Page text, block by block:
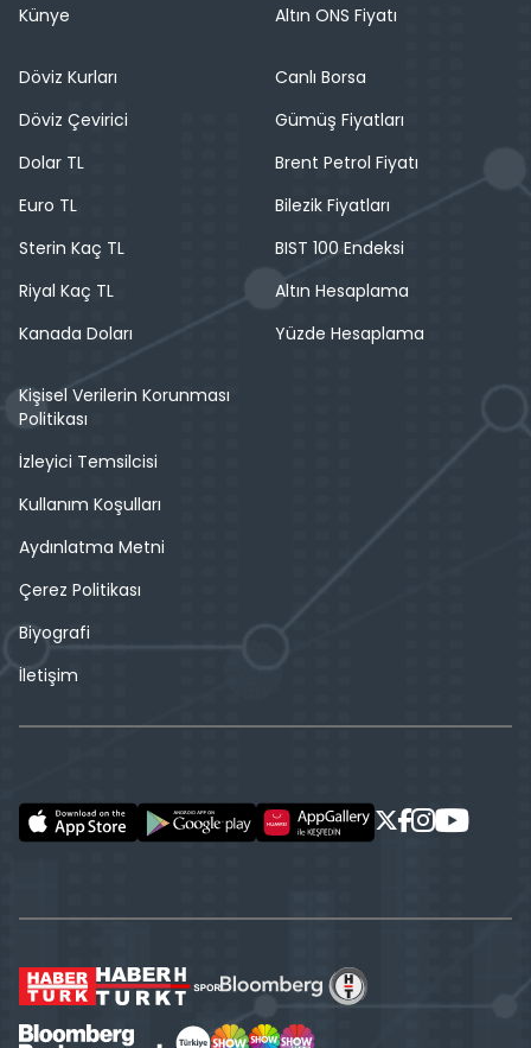
Künye
Altın ONS Fiyatı
Döviz Kurları
Döviz Çevirici
Dolar TL
Euro TL
Sterin Kaç TL
Riyal Kaç TL
Kanada Doları
Canlı Borsa
Gümüş Fiyatları
Brent Petrol Fiyatı
Bilezik Fiyatları
BIST 100 Endeksi
Altın Hesaplama
Yüzde Hesaplama
Kişisel Verilerin Korunması
Politikası
İzleyici Temsilcisi
Kullanım Koşulları
Aydınlatma Metni
Çerez Politikası
Biyografi
İletişim